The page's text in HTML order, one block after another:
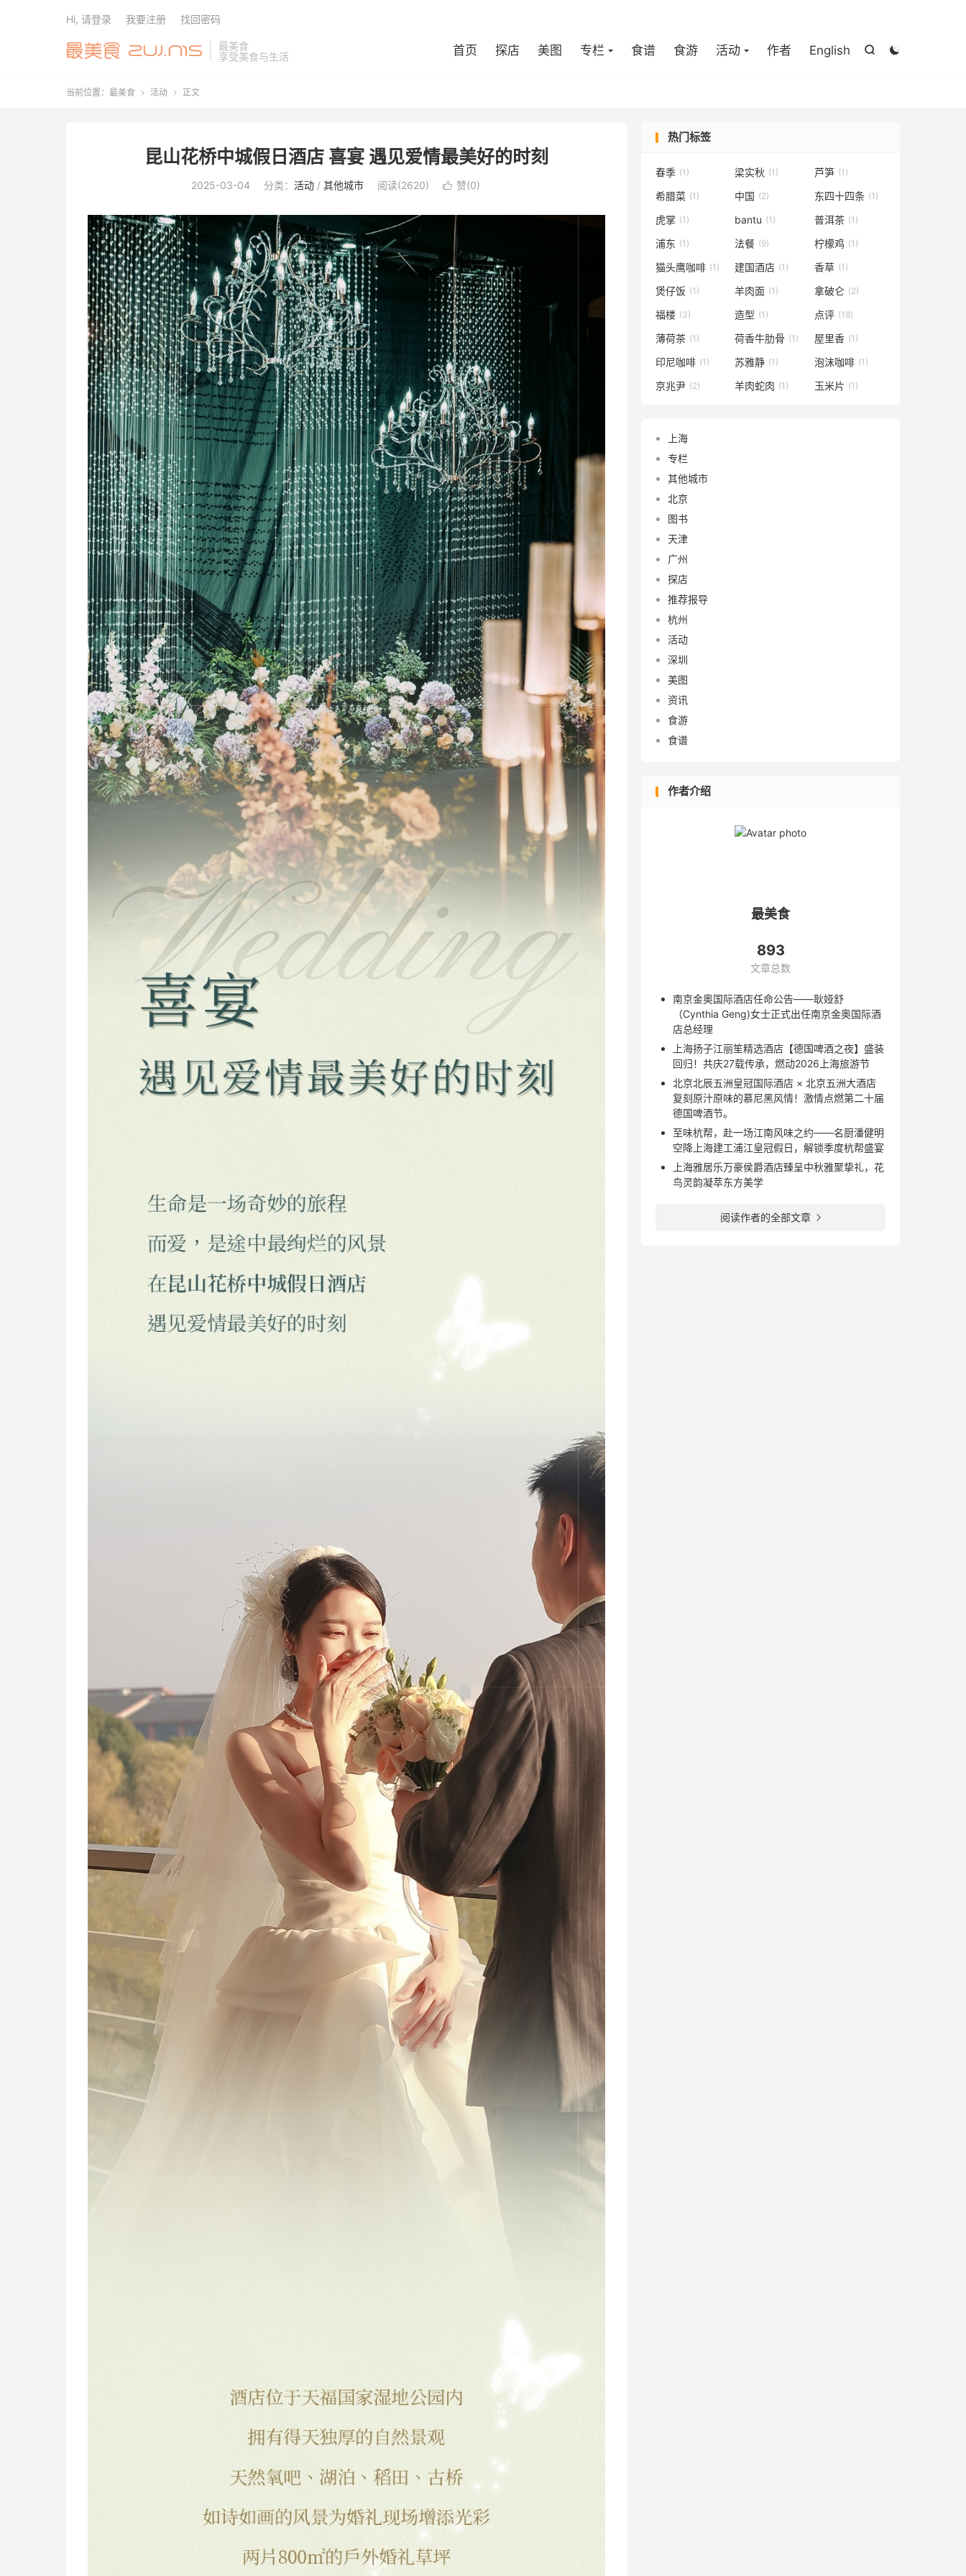
最美食
享受美食与生活


首页 探店 美图 专栏 食谱 食游 活动 作者 English
Hi, 请登录 我要注册 找回密码
当前位置： 最美食  活动  正文
昆山花桥中城假日酒店 喜宴 遇见爱情最美好的时刻
2025-03-04 分类： 活动 / 其他城市 阅读(2620)  赞(0)
热门标签
春季 (1) 梁实秋 (1) 芦笋 (1)
希腊菜 (1) 中国 (2) 东四十四条 (1)
虎掌 (1) bantu (1) 普洱茶 (1)
浦东 (1) 法餐 (9) 柠檬鸡 (1)
猫头鹰咖啡 (1) 建国酒店 (1) 香草 (1)
煲仔饭 (1) 羊肉面 (1) 拿破仑 (2)
福楼 (3) 造型 (1) 点评 (18)
薄荷茶 (1) 荷香牛肋骨 (1) 屋里香 (1)
印尼咖啡 (1) 苏雅静 (1) 泡沫咖啡 (1)
京兆尹 (2) 羊肉蛇肉 (1) 玉米片 (1)
上海
专栏
其他城市
北京
图书
天津
广州
探店
推荐报导
杭州
活动
深圳
美图
资讯
食游
食谱
作者介绍
最美食
893
文章总数
南京金奥国际酒店任命公告——耿娅舒
（Cynthia Geng)女士正式出任南京金奥国际酒
店总经理
上海扬子江丽笙精选酒店【德国啤酒之夜】盛装
回归！共庆27载传承，燃动2026上海旅游节
北京北辰五洲皇冠国际酒店 × 北京五洲大酒店
复刻原汁原味的慕尼黑风情！激情点燃第二十届
德国啤酒节。
至味杭帮，赴一场江南风味之约——名厨潘健明
空降上海建工浦江皇冠假日，解锁季度杭帮盛宴
上海雅居乐万豪侯爵酒店臻呈中秋雅聚挚礼，花
鸟灵韵凝萃东方美学
阅读作者的全部文章 